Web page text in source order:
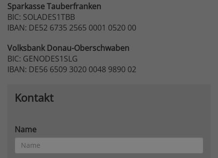
SparkasseTauberfranken
BIC: SOLADES1TBB
IBAN: DE52 6735 2565 0001 0520 00
VolksbankDonau-Oberschwaben
BIC: GENODES1SLG
IBAN: DE56 6509 3020 0048 9890 02
Kontakt
Name